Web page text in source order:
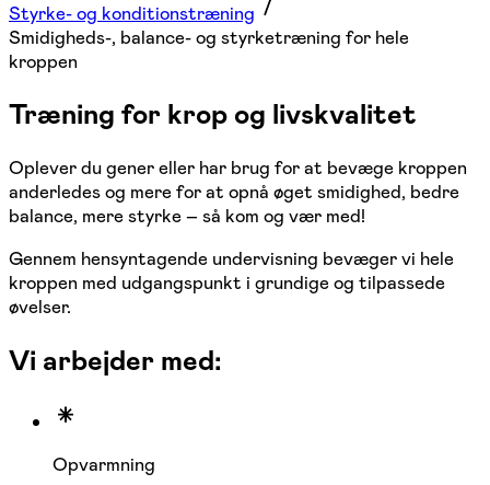
Styrke- og konditionstræning
Smidigheds-, balance- og styrketræning for hele
kroppen
Træning for krop og livskvalitet
Oplever du gener eller har brug for at bevæge kroppen
anderledes og mere for at opnå øget smidighed, bedre
balance, mere styrke – så kom og vær med!
Gennem hensyntagende undervisning bevæger vi hele
kroppen med udgangspunkt i grundige og tilpassede
øvelser.
Vi arbejder med:
Opvarmning